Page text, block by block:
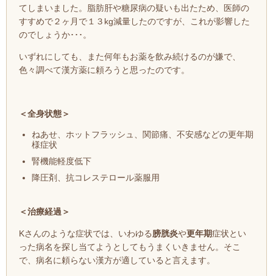
てしまいました。脂肪肝や糖尿病の疑いも出たため、医師の
すすめで２ヶ月で１３kg減量したのですが、これが影響した
のでしょうか･･･。
いずれにしても、また何年もお薬を飲み続けるのが嫌で、
色々調べて漢方薬に頼ろうと思ったのです。
＜全身状態＞
ねあせ、ホットフラッシュ、関節痛、不安感などの更年期
様症状
腎機能軽度低下
降圧剤、抗コレステロール薬服用
＜治療経過＞
Kさんのような症状では、いわゆる膀胱炎や更年期症状とい
った病名を探し当てようとしてもうまくいきません。そこ
で、病名に頼らない漢方が適していると言えます。